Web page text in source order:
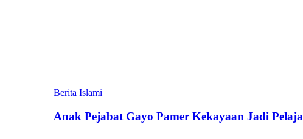
Berita Islami
Anak Pejabat Gayo Pamer Kekayaan Jadi